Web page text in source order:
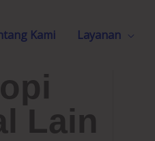
Kami Layanan
Lain